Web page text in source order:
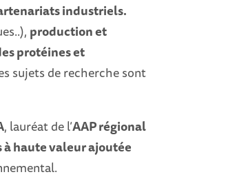
industriels.
production et
protéines et
sujets de recherche sont
, lauréat de l’AAP régional
haute valeur ajoutée